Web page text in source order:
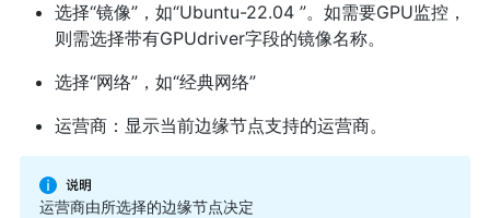
选择“镜像”，如“Ubuntu-22.04 ”。如需要GPU监控，
则需选择带有GPUdriver字段的镜像名称。
选择“网络”，如“经典网络”
运营商：显示当前边缘节点支持的运营商。
运营商由所选择的边缘节点决定